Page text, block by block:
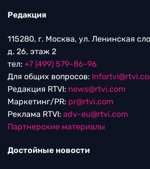
Редакция
115280, г. Москва, ул. Ленинская
д. 26, этаж 2
тел: +7 (499) 579-86-96
Для общих вопросов:
Редакция RTVI: news@rtvi.com
Маркетинг/PR: pr@rtvi.com
Реклама RTVI: adv-eu@rtvi.com
Партнерские материалы
Достойные новости